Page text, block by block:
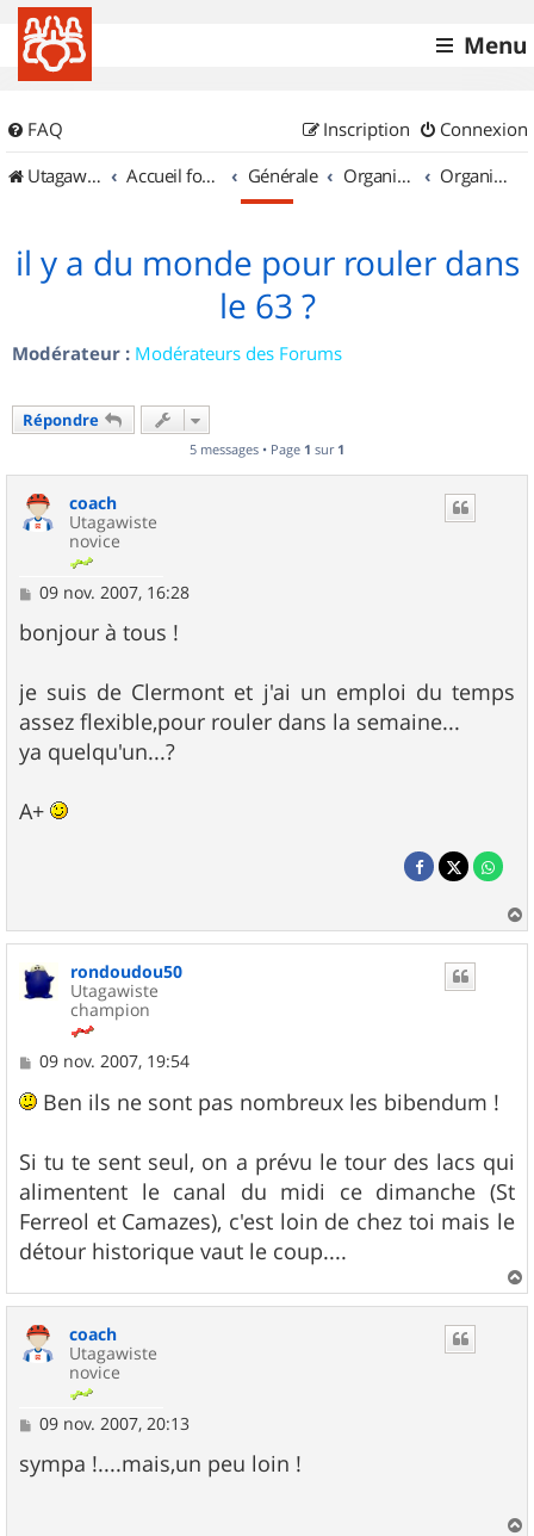
Menu
FAQ Connexion
Inscription
UtagawaVTT (Randos VTT et VTTAE avec traces GPS)
Accueil forum Générale Organisation de sorties & Recherche de partenaires Organisation de sorties en région Auvergne
il y a du monde pour rouler dans
le 63 ?
Modérateur : Modérateurs des Forums
Répondre
5 messages • Page 1 sur 1
coach
Utagawiste
novice
M
s
s
g
e
09 nov. 2007, 16:28
bonjour à tous !
je suis de Clermont et j'ai un emploi du temps
assez flexible,pour rouler dans la semaine...
ya quelqu'un...?
A+
a
rondoudou50
Utagawiste
champion
M
s
g
e
09 nov. 2007, 19:54
Ben ils ne sont pas nombreux les bibendum !
Si tu te sent seul, on a prévu le tour des lacs qui
alimentent le canal du midi ce dimanche (St
Ferreol et Camazes), c'est loin de chez toi mais le
détour historique vaut le coup....
a
coach
Utagawiste
novice
M
s
s
09 nov. 2007, 20:13
sympa !....mais,un peu loin !